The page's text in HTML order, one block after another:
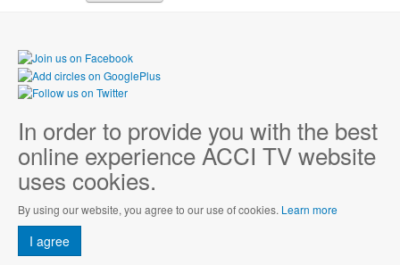
In order to provide you with the best
online experience ACCI TV website
uses cookies.
By using our website, you agree to our use of cookies. Learn more
I agree